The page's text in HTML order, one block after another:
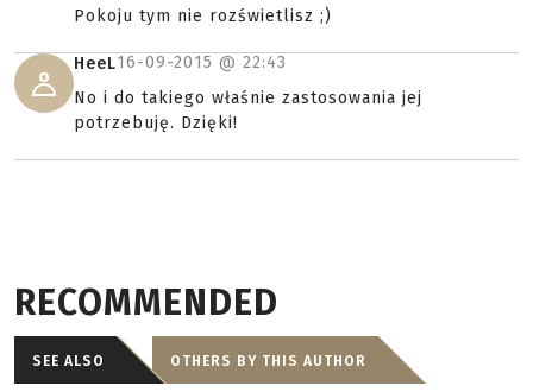
Pokoju tym nie rozświetlisz ;)
HeeL16-09-2015 @ 22:43
No i do takiego właśnie zastosowania jej
potrzebuję. Dzięki!
RECOMMENDED
SEE ALSO OTHERS BY THIS AUTHOR